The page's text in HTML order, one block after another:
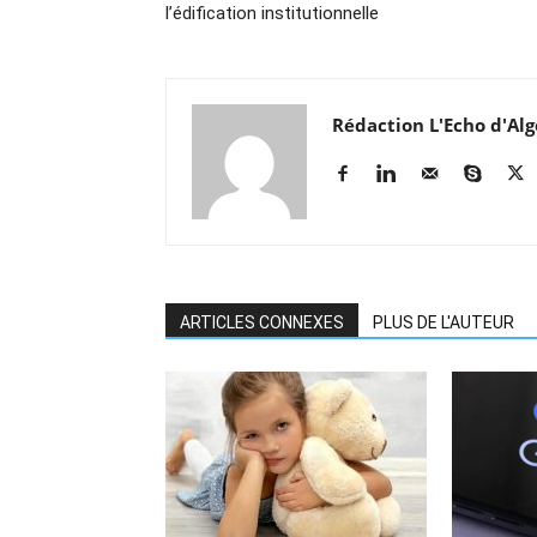
l’édification institutionnelle
Rédaction L'Echo
ARTICLES CONNEXES PLUS DE L'AUTEUR